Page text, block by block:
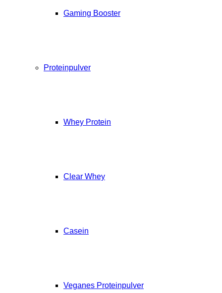
Gaming Booster
Proteinpulver
Whey Protein
Clear Whey
Casein
Veganes Proteinpulver